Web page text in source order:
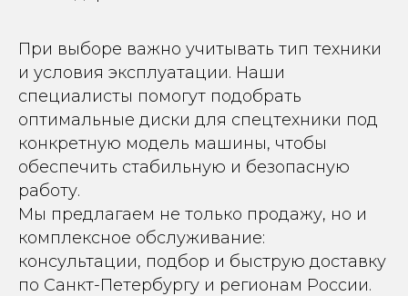
При выборе важно учитывать тип техники
и условия эксплуатации. Наши
специалисты помогут подобрать
оптимальные диски для спецтехники под
конкретную модель машины, чтобы
обеспечить стабильную и безопасную
работу.
Мы предлагаем не только продажу, но и
комплексное обслуживание:
консультации, подбор и быструю доставку
по Санкт-Петербургу и регионам России.